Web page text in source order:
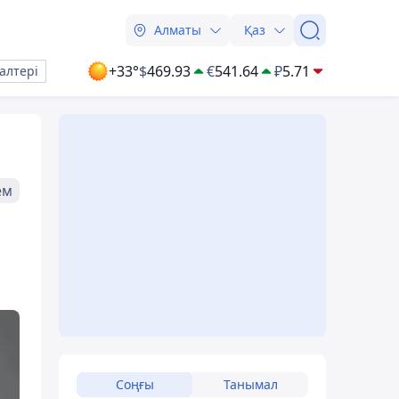
Алматы Қаз
+33°$469.93 €541.64 ₽5.71
Соңғы Танымал